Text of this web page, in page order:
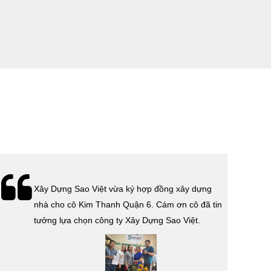
Lễ bàn giao nhà cho gia đình anh Tính quận 3.
Cám ơn anh Tính đã tin tưởng, lựa chọn công ty
Xây Dựng Sao Việt.